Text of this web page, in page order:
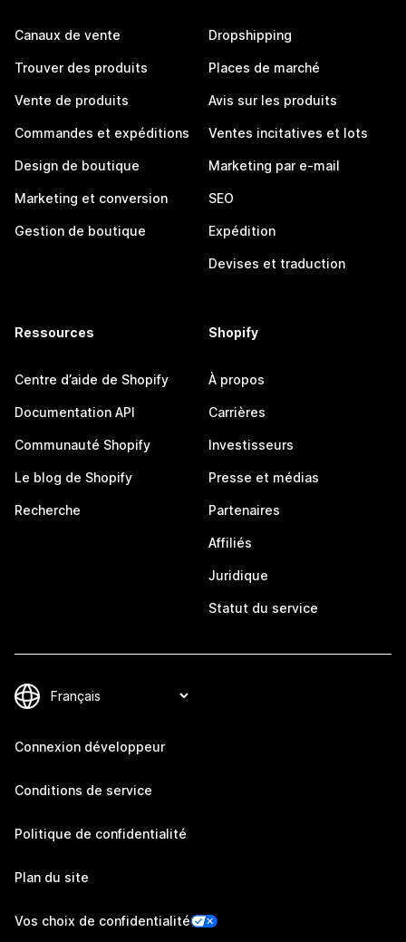
Canaux de vente
Trouver des produits
Vente de produits
Commandes et expéditions
Design de boutique
Marketing et conversion
Gestion de boutique
Dropshipping
Places de marché
Avis sur les produits
Ventes incitatives et lots
Marketing par e-mail
SEO
Expédition
Devises et traduction
Ressources
Centre d’aide de Shopify
Documentation API
Communauté Shopify
Le blog de Shopify
Recherche
Shopify
À propos
Carrières
Investisseurs
Presse et médias
Partenaires
Affiliés
Juridique
Statut du service
Connexion développeur
Conditions de service
Politique de confidentialité
Plan du site
Vos choix de confidentialité